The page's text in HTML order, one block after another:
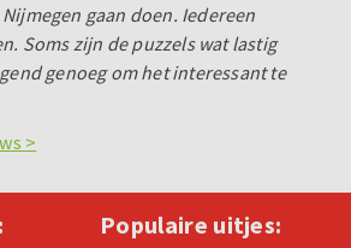
gaan doen. Iedereen
Soms zijn de puzzels wat lastig
genoeg om het interessant te
>
Populaire uitjes: